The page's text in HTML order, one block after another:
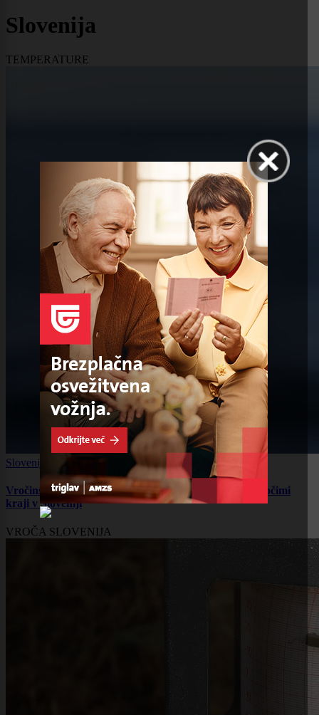
Slovenija
TEMPERATURE
Slovenija 0 komentarjev
Vročinski udar na Gorenjskem: Kranj med najbolj vročimi
kraji v Sloveniji
VROČA SLOVENIJA